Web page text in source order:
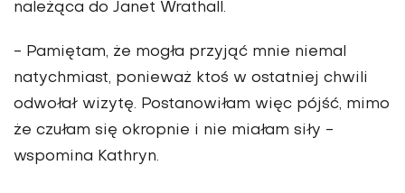
należąca do Janet Wrathall.
- Pamiętam, że mogła przyjąć mnie niemal
natychmiast, ponieważ ktoś w ostatniej chwili
odwołał wizytę. Postanowiłam więc pójść, mimo
że czułam się okropnie i nie miałam siły -
wspomina Kathryn.